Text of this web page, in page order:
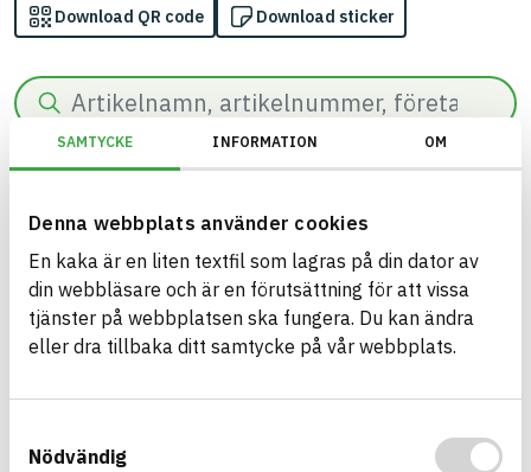
SAMTYCKE INFORMATION OM
Denna webbplats använder cookies
En kaka är en liten textfil som lagras på din dator av
din webbläsare och är en förutsättning för att vissa
tjänster på webbplatsen ska fungera. Du kan ändra
eller dra tillbaka ditt samtycke på vår webbplats.
Nödvändig
Download QR code Download sticker
Search
BREEAM SE/Generation 2017/Kriterium: Mat 07 Farliga ämnen/
Build with BASTA - conscious